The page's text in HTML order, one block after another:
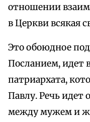
отношении
в Церкви всякая
Это обоюдное
Посланием, идет
патриархата,
Павлу. Речь идет
между мужем и